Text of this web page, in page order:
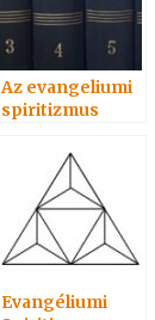
Az evangeliumi
spiritizmus
szótára
Evangéliumi